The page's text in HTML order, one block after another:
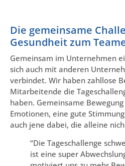
Die gemeinsame
Gesundheit zum
Gemeinsam im Unternehmen
sich auch mit anderen
verbindet. Wir haben zahllose
Mitarbeitende die
haben. Gemeinsame
Emotionen, eine gute
auch jene dabei, die alleine
“Die Tageschallenge
ist eine super